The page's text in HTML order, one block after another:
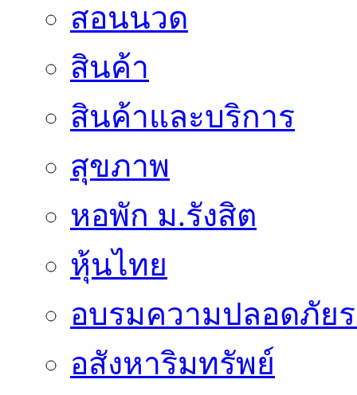
สอนนวด
สินค้า
สินค้าและบริการ
สุขภาพ
หอพัก ม.รังสิต
หุ้นไทย
อบรมความปลอดภัย
อสังหาริมทรัพย์